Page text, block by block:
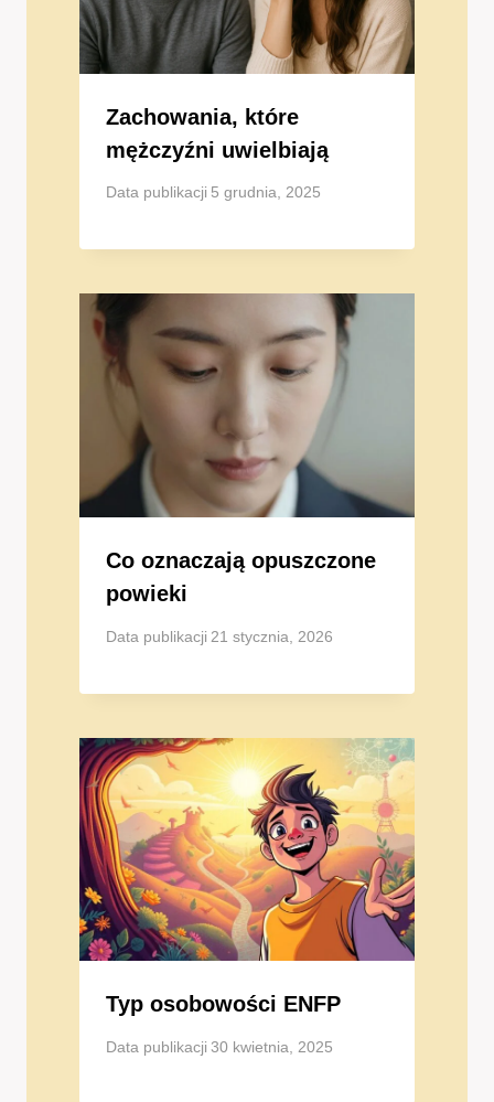
Zachowania, które
mężczyźni uwielbiają
Data publikacji 5 grudnia, 2025
Co oznaczają opuszczone
powieki
Data publikacji 21 stycznia, 2026
Typ osobowości ENFP
Data publikacji 30 kwietnia, 2025